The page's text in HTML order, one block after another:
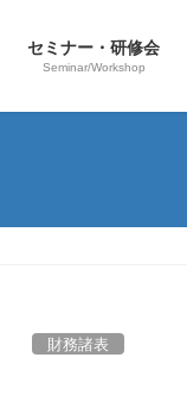
セミナー・研修会
Seminar/Workshop
財務諸表